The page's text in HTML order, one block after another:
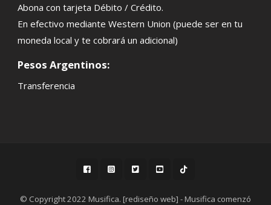
Abona con tarjeta Débito / Crédito.
En efectivo mediante Western Union (puede ser en tu
moneda local y te cobrará un adicional)
Pesos Argentinos:
Transferencia
© Copyright 2022 Musifica. [rediseño web] - Musifica comenzó